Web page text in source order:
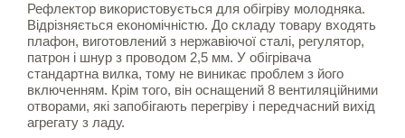
Рефлектор використовується для обігріву молодняка.
Відрізняється економічністю. До складу товару входять
плафон, виготовлений з нержавіючої сталі, регулятор,
патрон і шнур з проводом 2,5 мм. У обігрівача
стандартна вилка, тому не виникає проблем з його
включенням. Крім того, він оснащений 8 вентиляційними
отворами, які запобігають перегріву і передчасний вихід
агрегату з ладу.